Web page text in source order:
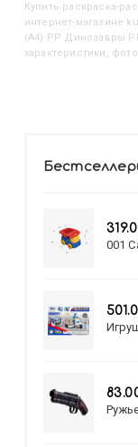
Купить Раскраска-
интернет-магазине
(А4) РР Динозавры
характеристики, фото
001